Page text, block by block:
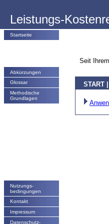
Leistungs-
Startseite
Abkürzungen
Glossar
Methodische
Grundlagen
Nutzungs­
bedingungen
Kontakt
Impressum
Datenschutz-
Seit
START |